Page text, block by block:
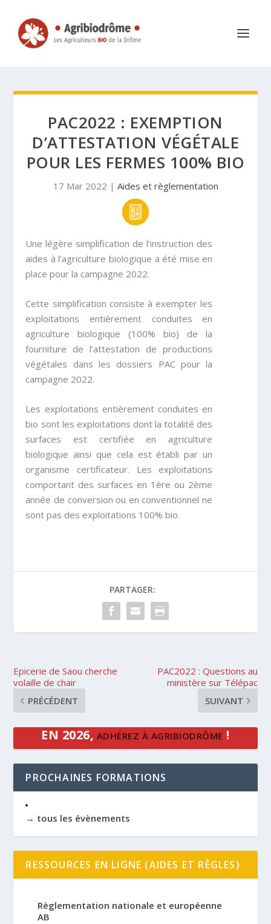
PAC2022 : EXEMPTION
D’ATTESTATION VÉGÉTALE
POUR LES FERMES 100% BIO
17 Mar 2022 | Aides et règlementation
Une légère simplification de l’instruction des
aides à l’agriculture biologique a été mise en
place pour la campagne 2022.
Cette simplification consiste à exempter les
exploitations entièrement conduites en
agriculture biologique (100% bio) de la
fourniture de l’attestation de productions
végétales dans les dossiers PAC pour la
campagne 2022.
Les exploitations entièrement conduites en
bio sont les exploitations dont la totalité des
surfaces est certifiée en agriculture
biologique ainsi que cela est établi par un
organisme certificateur. Les exploitations
comportant des surfaces en 1ère ou 2ème
année de conversion ou en conventionnel ne
sont pas des exploitations 100% bio.
PARTAGER:
Epicerie de Saou cherche
volaille de chair
PRÉCÉDENT
PAC2022 : Questions au
ministère sur Télépac
SUIVANT
EN 2026, ADHÉREZ À AGRIBIODRÔME !
PROCHAINES FORMATIONS
→ tous les évènements
RESSOURCES EN LIGNE (AIDES ET RÈGLES)
Règlementation nationale et européenne
AB